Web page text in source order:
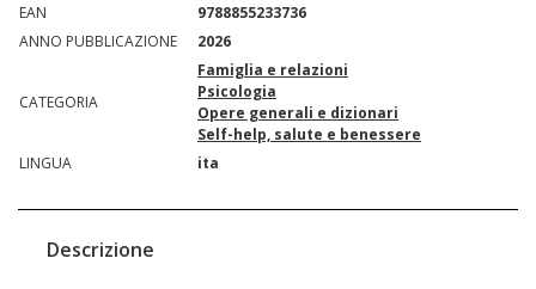
EAN
9788855233736
ANNO PUBBLICAZIONE
2026
CATEGORIA
Famiglia e relazioni
Psicologia
Opere generali e dizionari
Self-help, salute e benessere
LINGUA
ita
Descrizione